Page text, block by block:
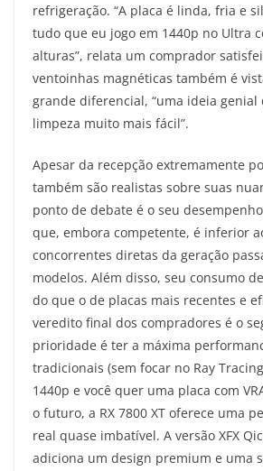
refrigeração. “A placa é linda, fria e
tudo que eu jogo em 1440p no Ultra
alturas”, relata um comprador
ventoinhas magnéticas também é
grande diferencial, “uma ideia genial
limpeza muito mais fácil”.
Apesar da recepção extremamente
também são realistas sobre suas
ponto de debate é o seu
que, embora competente, é inferior
concorrentes diretas da geração
modelos. Além disso, seu consumo
do que o de placas mais recentes e
veredito final dos compradores é o
prioridade é ter a máxima
tradicionais (sem focar no Ray
1440p e você quer uma placa com
o futuro, a RX 7800 XT oferece uma
real quase imbatível. A versão XFX
adiciona um design premium e uma